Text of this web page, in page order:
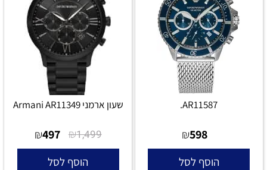
AR11587.
₪598
הוסף לסל
שעון ארמני Armani AR11349
₪1,499
₪497
הוסף לסל